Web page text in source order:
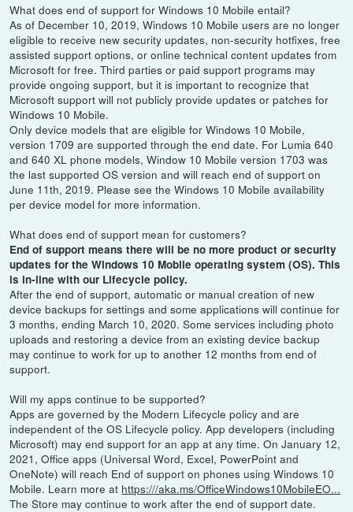
What does end of support for Windows 10 Mobile entail?
As of December 10, 2019, Windows 10 Mobile users are no longer
eligible to receive new security updates, non-security hotfixes, free
assisted support options, or online technical content updates from
Microsoft for free. Third parties or paid support programs may
provide ongoing support, but it is important to recognize that
Microsoft support will not publicly provide updates or patches for
Windows 10 Mobile.
Only device models that are eligible for Windows 10 Mobile,
version 1709 are supported through the end date. For Lumia 640
and 640 XL phone models, Window 10 Mobile version 1703 was
the last supported OS version and will reach end of support on
June 11th, 2019. Please see the Windows 10 Mobile availability
per device model for more information.
What does end of support mean for customers?
End of support means there will be no more product or security
updates for the Windows 10 Mobile operating system (OS). This
is in-line with our Lifecycle policy.
After the end of support, automatic or manual creation of new
device backups for settings and some applications will continue for
3 months, ending March 10, 2020. Some services including photo
uploads and restoring a device from an existing device backup
may continue to work for up to another 12 months from end of
support.
Will my apps continue to be supported?
Apps are governed by the Modern Lifecycle policy and are
independent of the OS Lifecycle policy. App developers (including
Microsoft) may end support for an app at any time. On January 12,
2021, Office apps (Universal Word, Excel, PowerPoint and
OneNote) will reach End of support on phones using Windows 10
Mobile. Learn more at https:///aka.ms/OfficeWindows10MobileEO...
The Store may continue to work after the end of support date.